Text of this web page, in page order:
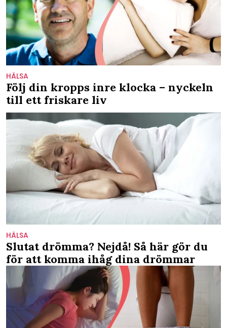
HÄLSA
Följ din kropps inre klocka – nyckeln
till ett friskare liv
HÄLSA
Slutat drömma? Nejdå! Så här gör du
för att komma ihåg dina drömmar